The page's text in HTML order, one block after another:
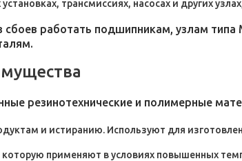
трансмиссиях, насосах и других
работать подшипникам, узлам
резинотехнические и полимерные
и истиранию. Используют для
применяют в условиях повышенных